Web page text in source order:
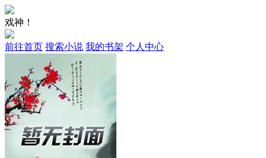
戏神！
前往首页 搜索小说 我的书架 个人中心